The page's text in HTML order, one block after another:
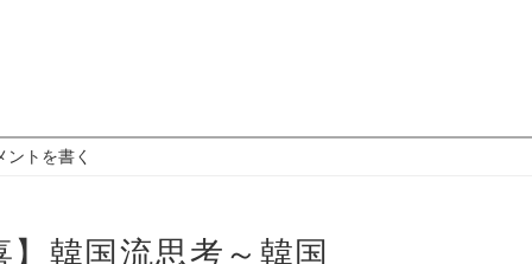
ントを書く
韓国流思考～韓国